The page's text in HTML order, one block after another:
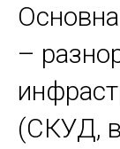
–
(СКУД,